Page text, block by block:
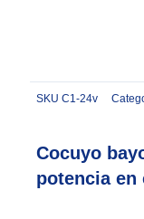
SKU C1-24v
Cocuyo
potencia